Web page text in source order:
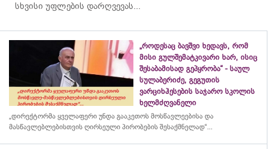
სხვისი უფლების დარღვევას...
„როდესაც ბავშვი ხედავს, რომ
მისი გულშემატკივარი ხარ, ისიც
შესაბამისად გეპყრობა“ - საულ
სულაბერიძე, გეგუთის
ვარციხჰესების საჯარო სკოლის
ხელმძღვანელი
„დირექტორმა ყველაფერი უნდა გააკეთოს მოსწავლეებისა და
მასწავლებლებისთვის ღირსეული პირობების შესაქმნელად“...